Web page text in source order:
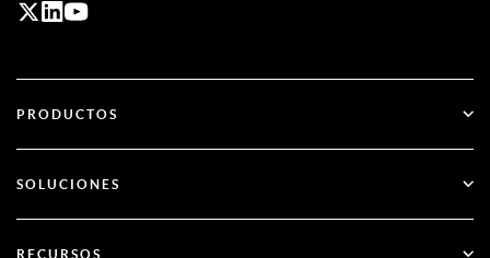
PRODUCTOS
SecurID
SOLUCIONES
RECURSOS